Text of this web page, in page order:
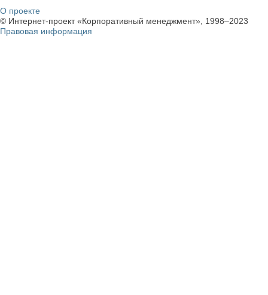
О проекте
© Интернет-проект «Корпоративный менеджмент», 1998–2023
Правовая информация